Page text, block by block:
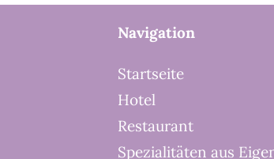
Navigation
Startseite
Hotel
Restaurant
Spezialitäten aus